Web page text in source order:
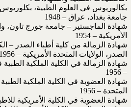
بكالوريوس في العلوم الطبية،
جامعة بغداد، عراق – 1948
شهادة الماجستير – جامعة جورج تاون،
الأمريكية – 1954
شهادة الزمالة من كلية أطباء الصدر –
الصدر، الولايات المتحدة الأمريكية – 1956
شهادة الزمالة في الكلية الملكية الطبية
– 1956
شهادة العضوية في الكلية الملكية
المتحدة – 1956
شهادة العضوية في الكلية الأمريكية للاطباء